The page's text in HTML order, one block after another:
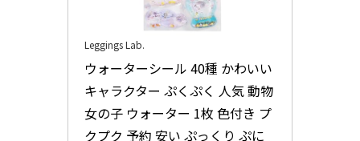
Leggings Lab.
ウォーターシール 40種 かわいい
キャラクター ぷくぷく 人気 動物
女の子 ウォーター 1枚 色付き プ
クプク 予約 安い ぷっくり ぷに